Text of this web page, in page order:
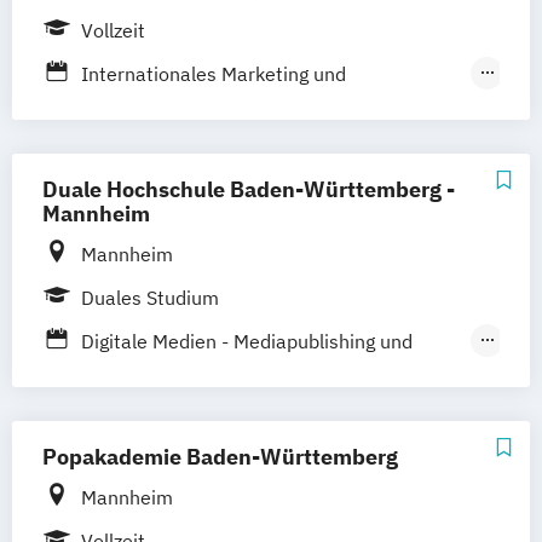
Dresden
Vollzeit
Internationales Marketing und
Management und Marketing in Mode
Marken und Medien
Sportmanagement
Eventmanagement und
Duale Hochschule Baden-Württemberg -
Mannheim
Mannheim
Duales Studium
Digitale Medien - Mediapublishing und
Popakademie Baden-Württemberg
Mannheim